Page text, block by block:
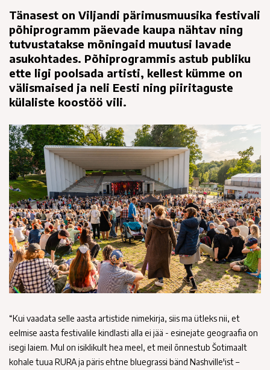
Tänasest on Viljandi pärimusmuusika festivali
põhiprogramm päevade kaupa nähtav ning
tutvustatakse mõningaid muutusi lavade
asukohtades. Põhiprogrammis astub publiku
ette ligi poolsada artisti, kellest kümme on
välismaised ja neli Eesti ning piiritaguste
külaliste koostöö vili.
“Kui vaadata selle aasta artistide nimekirja, siis ma ütleks nii, et
eelmise aasta festivalile kindlasti alla ei jää - esinejate geograafia on
isegi laiem. Mul on isiklikult hea meel, et meil õnnestub Šotimaalt
kohale tuua RURA ja päris ehtne bluegrassi bänd Nashville'ist –